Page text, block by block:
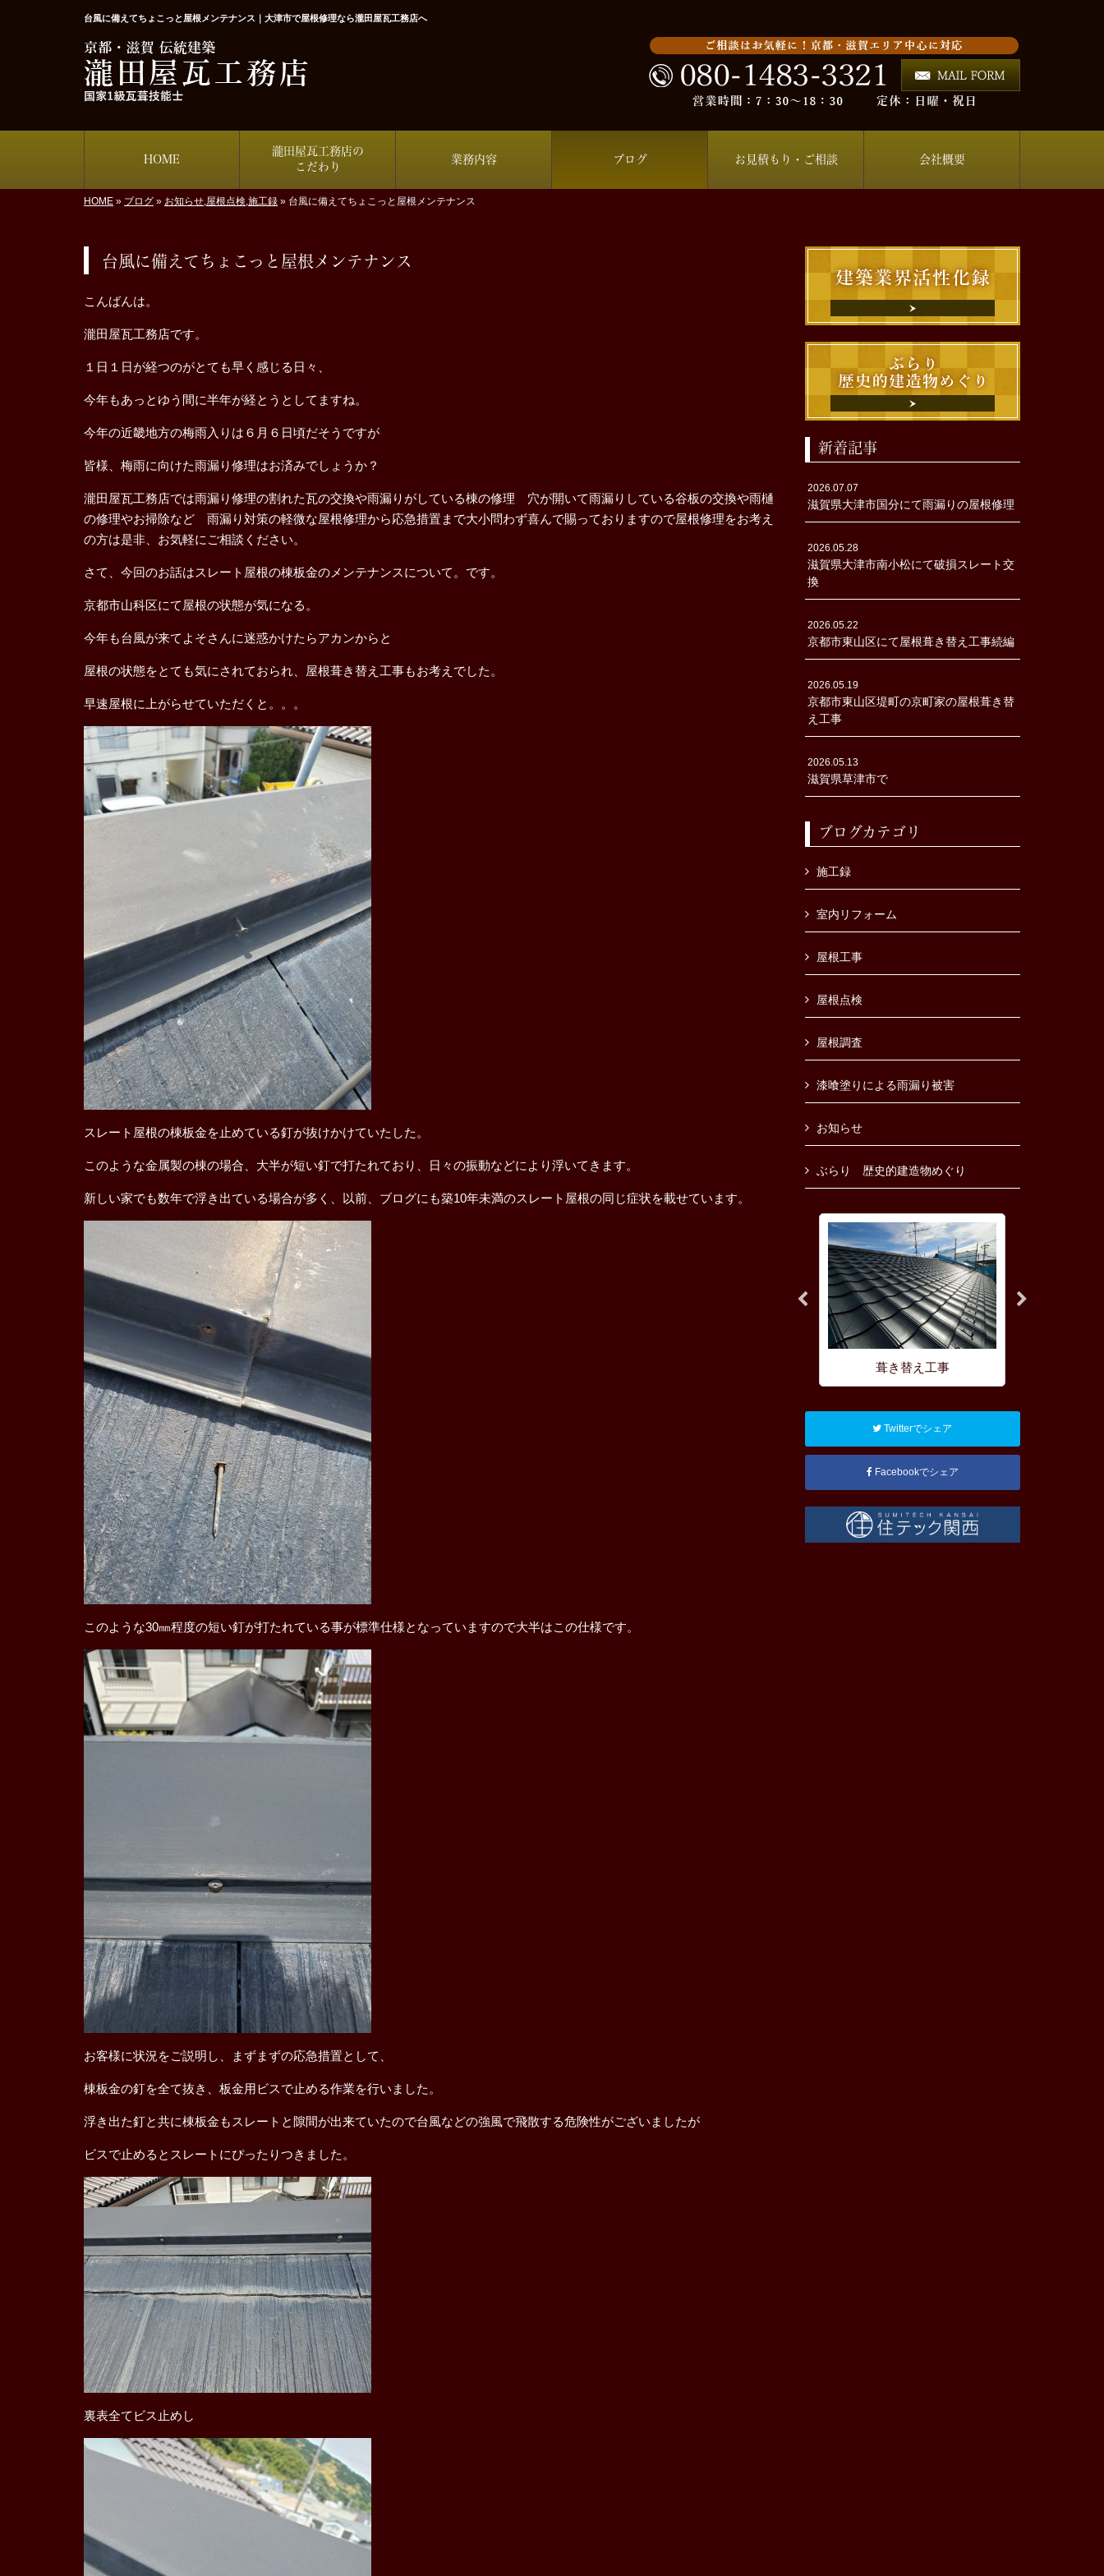
台風に備えてちょこっと屋根メンテナンス｜大津市で屋根修理なら瀧田屋瓦工務店へ
HOME
瀧田屋瓦工務店の
こだわり
業務内容 ブログ お見積もり・ご相談 会社概要
HOME » ブログ » お知らせ,屋根点検,施工録 » 台風に備えてちょこっと屋根メンテナンス
台風に備えてちょこっと屋根メンテナンス
こんばんは。
瀧田屋瓦工務店です。
１日１日が経つのがとても早く感じる日々、
今年もあっとゆう間に半年が経とうとしてますね。
今年の近畿地方の梅雨入りは６月６日頃だそうですが
皆様、梅雨に向けた雨漏り修理はお済みでしょうか？
瀧田屋瓦工務店では雨漏り修理の割れた瓦の交換や雨漏りがしている棟の修理 穴が開いて雨漏りしている谷板の交換や雨樋
の修理やお掃除など 雨漏り対策の軽微な屋根修理から応急措置まで大小問わず喜んで賜っておりますので屋根修理をお考え
の方は是非、お気軽にご相談ください。
さて、今回のお話はスレート屋根の棟板金のメンテナンスについて。です。
京都市山科区にて屋根の状態が気になる。
今年も台風が来てよそさんに迷惑かけたらアカンからと
屋根の状態をとても気にされておられ、屋根葺き替え工事もお考えでした。
早速屋根に上がらせていただくと。。。
スレート屋根の棟板金を止めている釘が抜けかけていたした。
このような金属製の棟の場合、大半が短い釘で打たれており、日々の振動などにより浮いてきます。
新しい家でも数年で浮き出ている場合が多く、以前、ブログにも築10年未満のスレート屋根の同じ症状を載せています。
このような30㎜程度の短い釘が打たれている事が標準仕様となっていますので大半はこの仕様です。
お客様に状況をご説明し、まずまずの応急措置として、
棟板金の釘を全て抜き、板金用ビスで止める作業を行いました。
浮き出た釘と共に棟板金もスレートと隙間が出来ていたので台風などの強風で飛散する危険性がございましたが
ビスで止めるとスレートにぴったりつきました。
裏表全てビス止めし
新着記事
2026.07.07
滋賀県大津市国分にて雨漏りの屋根修理
2026.05.28
滋賀県大津市南小松にて破損スレート交
換
2026.05.22
京都市東山区にて屋根葺き替え工事続編
2026.05.19
京都市東山区堤町の京町家の屋根葺き替
え工事
2026.05.13
滋賀県草津市で
ブログカテゴリ
施工録
室内リフォーム
屋根工事
屋根点検
屋根調査
漆喰塗りによる雨漏り被害
お知らせ
ぶらり 歴史的建造物めぐり
葺き替え工事
Twitterでシェア
Facebookでシェア